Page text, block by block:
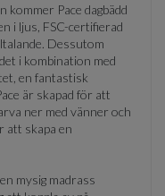
kommer Pace dagbädd
i ljus, FSC-certifierad
Dessutom
i kombination med
en fantastisk
är skapad för att
ner med vänner och
att skapa en
mysig madrass